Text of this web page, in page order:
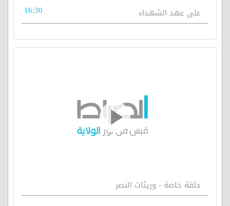
على عهد الشهداء 16:30
حلقة خاصة - وريثات النصر